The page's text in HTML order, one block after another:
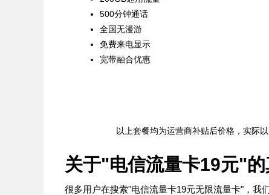
500分钟通话
全国无漫游
免费来电显示
宽带融合优惠
以上套餐均为运营商补贴后价格，实际
关于"电信流量卡19元"的
很多用户在搜索"电信流量卡19元无限流量卡"，我